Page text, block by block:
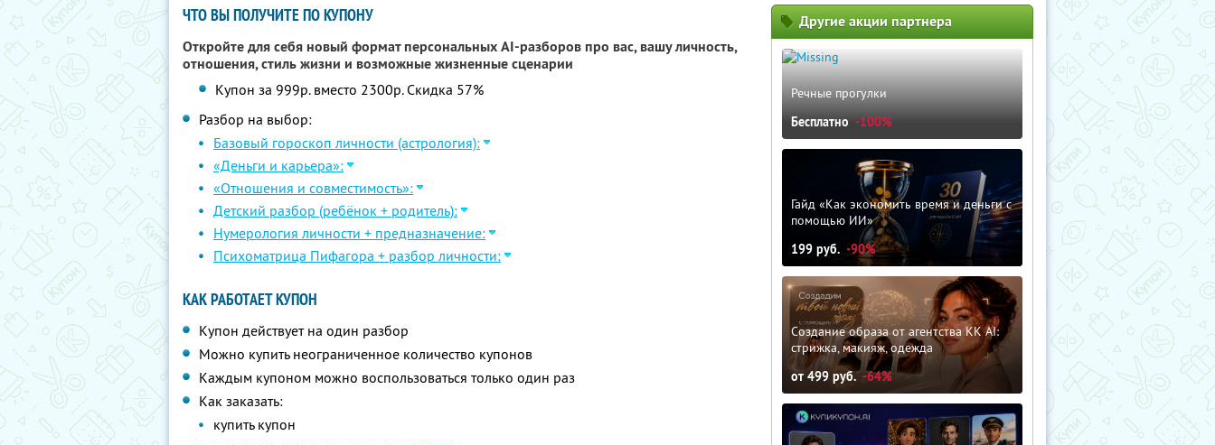
ЧТО ВЫ ПОЛУЧИТЕ ПО КУПОНУ
Откройте для себя новый формат персональных AI-разборов про вас, вашу личность,
отношения, стиль жизни и возможные жизненные сценарии
Купон за 999р. вместо 2300р. Скидка 57%
Разбор на выбор:
Базовый гороскоп личности (астрология):
«Деньги и карьера»:
«Отношения и совместимость»:
Детский разбор (ребёнок + родитель):
Нумерология личности + предназначение:
Психоматрица Пифагора + разбор личности:
КАК РАБОТАЕТ КУПОН
Купон действует на один разбор
Можно купить неограниченное количество купонов
Каждым купоном можно воспользоваться только один раз
Как заказать:
купить купон
Другие акции партнера
Речные прогулки
Бесплатно -100%
Гайд «Как экономить время и деньги с
помощью ИИ»
199 руб. -90%
Создание образа от агентства KK AI:
стрижка, макияж, одежда
от 499 руб. -64%